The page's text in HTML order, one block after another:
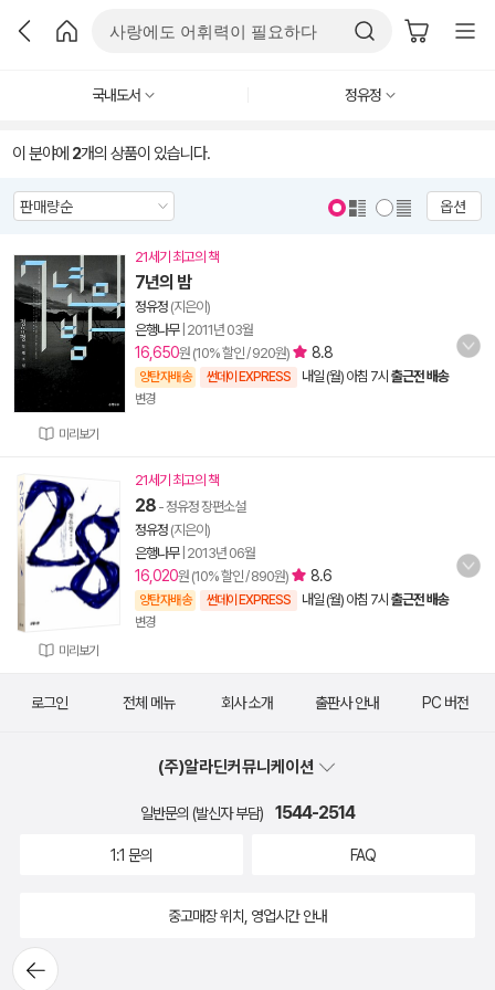
국내도서 정유정
이 분야에 2개의 상품이 있습니다.
옵션
미리보기
21세기 최고의 책
7년의 밤
정유정 (지은이)
은행나무| 2011년 03월
16,650원 (10% 할인 / 920원) 8.8
양탄자배송 썬데이 EXPRESS 내일 (월) 아침 7시 출근전 배송
변경
미리보기
21세기 최고의 책
28 - 정유정 장편소설
정유정 (지은이)
은행나무| 2013년 06월
16,020원 (10% 할인 / 890원) 8.6
양탄자배송 썬데이 EXPRESS 내일 (월) 아침 7시 출근전 배송
변경
뒤로가
기
로그인 전체 메뉴 회사 소개 출판사 안내 PC 버전
(주)알라딘커뮤니케이션
일반문의 (발신자 부담) 1544-2514
1:1 문의 FAQ
중고매장 위치, 영업시간 안내